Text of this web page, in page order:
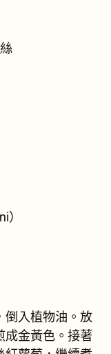
倒入植物油。放
成金黃色。接著